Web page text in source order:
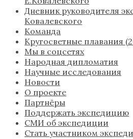
Дневник руководителя
Ковалевского
Команда
Кругосветные плавания
Мы в соцсетях
Народная дипломатия
Научные исследования
Новости
О проекте
Партнёры
Поддержать экспедицию
СМИ об экспедиции
Стать участником